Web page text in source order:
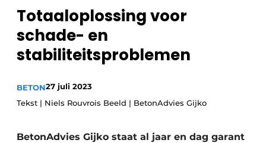
Podcasts
Privacy / Cookie statement
Vacature aanmelden
Video’s
Totaaloplossing voor
schade- en
stabiliteitsproblemen
BETON27 juli 2023
Tekst | Niels Rouvrois Beeld | BetonAdvies Gijko
BetonAdvies Gijko staat al jaar en dag garant